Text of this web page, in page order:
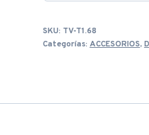
SKU: TV-T1.68
Categorías: ACCESORIOS,